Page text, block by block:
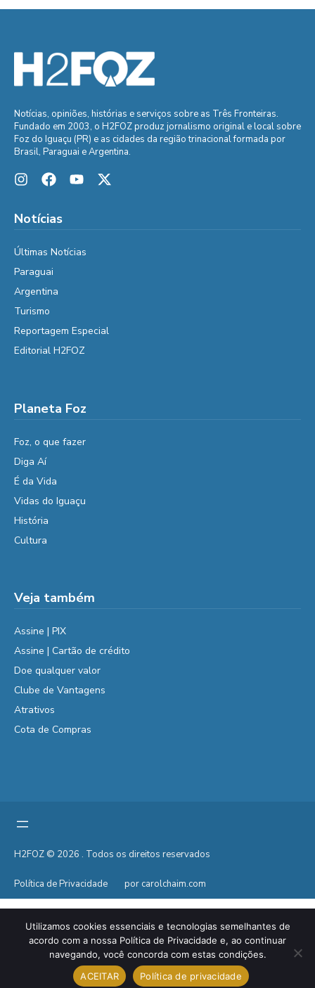
Notícias, opiniões, histórias e serviços sobre as Três Fronteiras.
Fundado em 2003, o H2FOZ produz jornalismo original e local sobre
Foz do Iguaçu (PR) e as cidades da região trinacional formada por
Brasil, Paraguai e Argentina.
Notícias
Últimas Notícias
Paraguai
Argentina
Turismo
Reportagem Especial
Editorial H2FOZ
Planeta Foz
Foz, o que fazer
Diga Aí
É da Vida
Vidas do Iguaçu
História
Cultura
Veja também
Assine | PIX
Assine | Cartão de crédito
Doe qualquer valor
Clube de Vantagens
Atrativos
Cota de Compras
H2FOZ © 2026 . Todos os direitos reservados
Política de Privacidade por carolchaim.com
Utilizamos cookies essenciais e tecnologias semelhantes de
acordo com a nossa Política de Privacidade e, ao continuar
navegando, você concorda com estas condições.
ACEITAR
Política de privacidade